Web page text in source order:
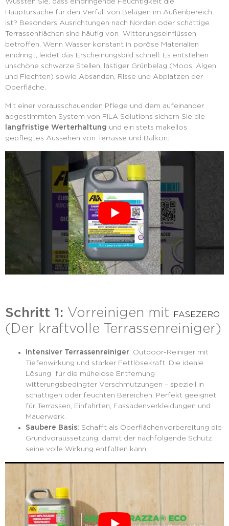
Wussten Sie, dass eindringende Feuchtigkeit die
Hauptursache für den Verfall von Belägen im Außenbereich
ist? Besonders Ausrichtungen nach Norden oder schattige
Terrassenflächen sind häufig von Witterungseinflüssen
betroffen. Wenn Wasser konstant in poröse Materialien
eindringt, leidet das Erscheinungsbild schnell: Es entstehen
unschöne schwarze Stellen, lästiger Grünbelag (Moos, Algen
und Flechten) sowie Absanden, Risse und Abplatzen der
Oberfläche.
Mit einer vorausschauenden Pflege und dem aufeinander
abgestimmten System von FILA Solutions sichern Sie die
langfristige Werterhaltung und ein stets makellos
gepflegtes Aussehen von Terrasse und Balkon:
Schritt 1: Vorreinigen mit FASEZERO
(Der kraftvolle Terrassenreiniger)
Intensiver Terrassenreiniger: Outdoor-Reiniger mit
Tiefenwirkung und starker Fettlösekraft. Die ideale
Lösung für die mühelose Entfernung
witterungsbedingter Verschmutzungen – speziell in
schattigen oder feuchten Bereichen. Perfekt geeignet
für Terrassen, Einfahrten, Fassadenverkleidungen und
Mauerwerk.
Saubere Basis: Schafft als Oberflächenvorbereitung die
Grundvoraussetzung, damit der nachfolgende Schutz
seine volle Wirkung entfalten kann.